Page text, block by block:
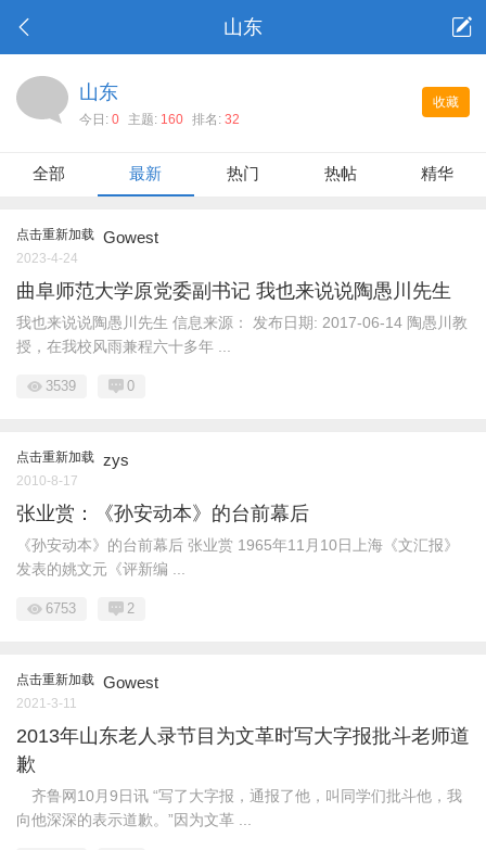
山东
收藏
山东
今日: 0 主题: 160 排名: 32
全部 最新 热门 热帖 精华
点击重新加载 Gowest
2023-4-24
曲阜师范大学原党委副书记 我也来说说陶愚川先生
我也来说说陶愚川先生 信息来源： 发布日期: 2017-06-14 陶愚川教
授，在我校风雨兼程六十多年 ...
3539 0
点击重新加载 zys
2010-8-17
张业赏：《孙安动本》的台前幕后
《孙安动本》的台前幕后 张业赏 1965年11月10日上海《文汇报》
发表的姚文元《评新编 ...
6753 2
点击重新加载 Gowest
2021-3-11
2013年山东老人录节目为文革时写大字报批斗老师道
歉
齐鲁网10月9日讯 “写了大字报，通报了他，叫同学们批斗他，我
向他深深的表示道歉。”因为文革 ...